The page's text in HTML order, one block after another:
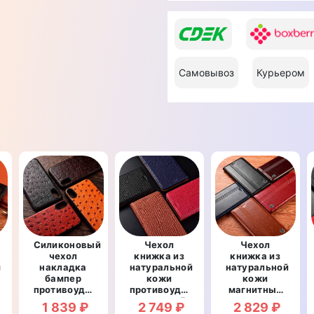
Самовывоз Курьером
Силиконовый
чехол
накладка
бампер
противоударный
со
1 839 ₽
Чехол
книжка из
натуральной
кожи
противоударный
магнитный
2 749 ₽
Чехол
книжка из
натуральной
кожи
магнитный
противоударный
2 829 ₽